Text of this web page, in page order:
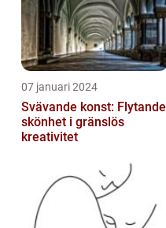
07 januari 2024
Svävande konst: Flytande
skönhet i gränslös
kreativitet